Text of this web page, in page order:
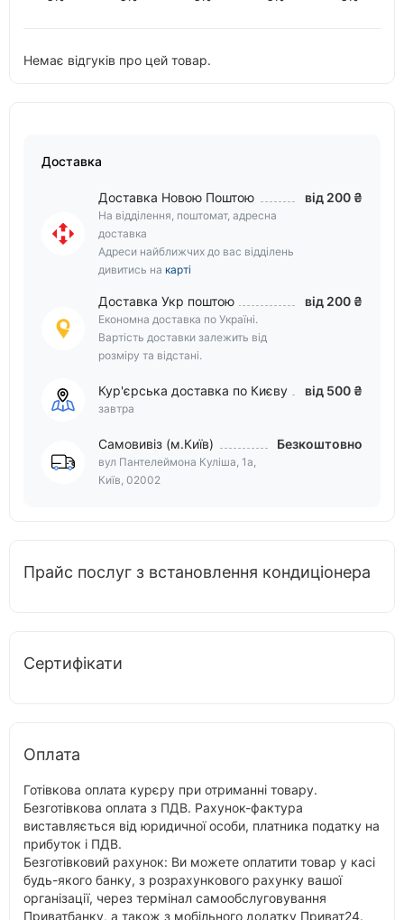
Немає відгуків про цей товар.
Доставка
Доставка Новою Поштою
На відділення, поштомат, адресна
доставка
Адреси найближчих до вас відділень
дивитись на карті
від 200 ₴
Доставка Укр поштою
Економна доставка по Україні.
Вартість доставки залежить від
розміру та відстані.
від 200 ₴
Кур'єрська доставка по Києву
завтра
від 500 ₴
Самовивіз (м.Київ)
вул Пантелеймона Куліша, 1а,
Київ, 02002
Безкоштовно
Прайс послуг з встановлення кондиціонера
Сертифікати
Оплата
Готівкова оплата курєру при отриманні товару.
Безготівкова оплата з ПДВ. Рахунок-фактура
виставляється від юридичної особи, платника податку на
прибуток і ПДВ.
Безготівковий рахунок: Ви можете оплатити товар у касі
будь-якого банку, з розрахункового рахунку вашої
організації, через термінал самообслуговування
Приватбанку, а також з мобільного додатку Приват24.